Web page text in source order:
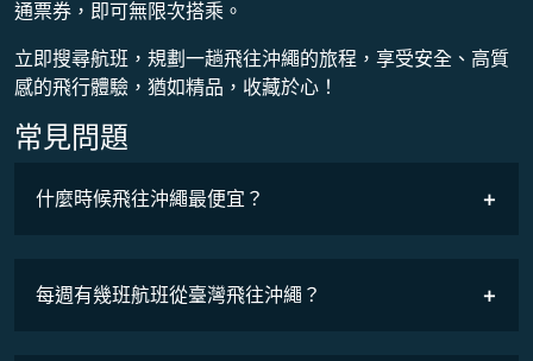
通票券，即可無限次搭乘。
立即搜尋航班，規劃一趟飛往沖繩的旅程，享受安全、高質
感的飛行體驗，猶如精品，收藏於心！
常見問題
什麼時候飛往沖繩最便宜？
COSMILE會員
每週有幾班航班從臺灣飛往沖繩？